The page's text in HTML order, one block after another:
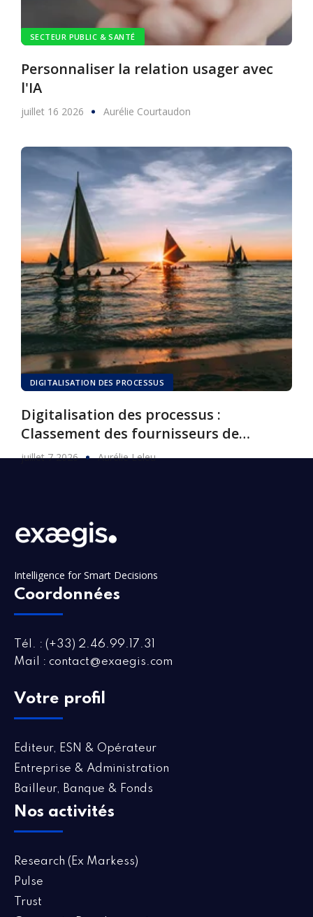
SECTEUR PUBLIC & SANTÉ
Personnaliser la relation usager avec
l'IA
juillet 16 2026 Aurélie Courtaudon
DIGITALISATION DES PROCESSUS
Digitalisation des processus :
Classement des fournisseurs de
logiciels, 2026
juillet 7 2026 Aurélie Leleu
Intelligence for Smart Decisions
Coordonnées
Tél. : (+33) 2.46.99.17.31
Mail : contact@exaegis.com
Votre profil
Editeur, ESN & Opérateur
Entreprise & Administration
Bailleur, Banque & Fonds
Nos activités
Research (Ex Markess)
Pulse
Trust